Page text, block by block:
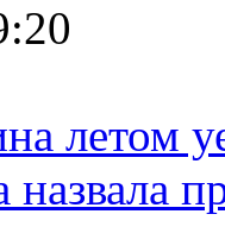
летом
назвала